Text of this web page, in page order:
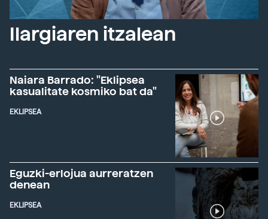
Ilargiaren itzalean
Naiara Barrado: "Eklipsea
kasualitate kosmiko bat da"
EKLIPSEA
Eguzki-erlojua aurreratzen
denean
EKLIPSEA